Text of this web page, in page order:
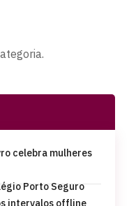
celebra mulheres
Porto Seguro
intervalos offline